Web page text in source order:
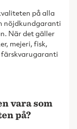
på alla
nöjdkundgaranti
När det gäller
mejeri, fisk,
färskvarugaranti
vara som
på?